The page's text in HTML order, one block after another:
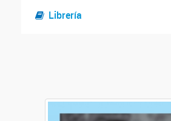
Librería